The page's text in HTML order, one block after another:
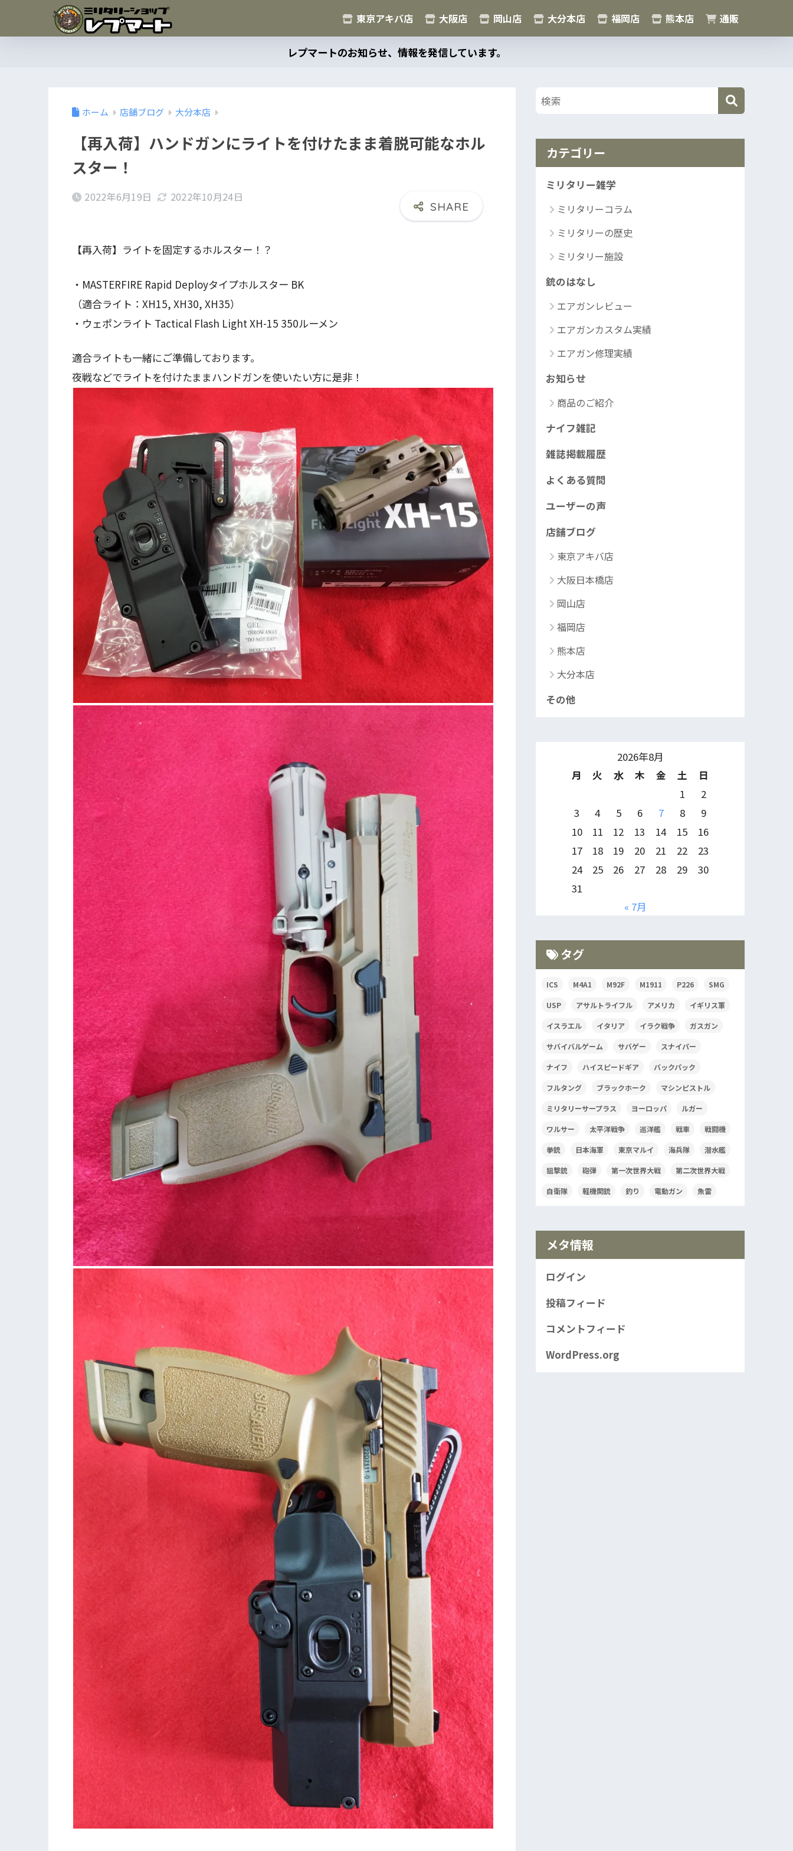
東京アキバ店 大阪店 岡山店 大分本店 福岡店 熊本店 通販
レプマートのお知らせ、情報を発信しています。
ホーム 店舗ブログ 大分本店
【再入荷】ハンドガンにライトを付けたまま着脱可能なホル
スター！
2022年6月19日 2022年10月24日
【再入荷】ライトを固定するホルスター！？
・MASTERFIRE Rapid Deployタイプホルスター BK
（適合ライト：XH15, XH30, XH35）
・ウェポンライト Tactical Flash Light XH-15 350ルーメン
適合ライトも一緒にご準備しております。
夜戦などでライトを付けたままハンドガンを使いたい方に是非！
カテゴリー
ミリタリー雑学
ミリタリーコラム
ミリタリーの歴史
ミリタリー施設
銃のはなし
エアガンレビュー
エアガンカスタム実績
エアガン修理実績
お知らせ
商品のご紹介
ナイフ雑記
雑誌掲載履歴
よくある質問
ユーザーの声
店舗ブログ
東京アキバ店
大阪日本橋店
岡山店
福岡店
熊本店
大分本店
その他
2026年8月
月
火 水 木 金 土
日
1
2
3
4 5 6 7 8
9
10
11 12 13 14 15
16
17
18 19 20 21 22
23
24
25 26 27 28 29
30
31
« 7月
タグ
ICS M4A1 M92F M1911 P226 SMG
USP アサルトライフル アメリカ イギリス軍
イスラエル イタリア イラク戦争 ガスガン
サバイバルゲーム サバゲー スナイパー
ナイフ ハイスピードギア バックパック
フルタング ブラックホーク マシンピストル
ミリタリーサープラス ヨーロッパ ルガー
ワルサー 太平洋戦争 巡洋艦 戦車 戦闘機
拳銃 日本海軍 東京マルイ 海兵隊 潜水艦
狙撃銃 砲弾 第一次世界大戦 第二次世界大戦
自衛隊 軽機関銃 釣り 電動ガン 魚雷
メタ情報
ログイン
投稿フィード
コメントフィード
WordPress.org